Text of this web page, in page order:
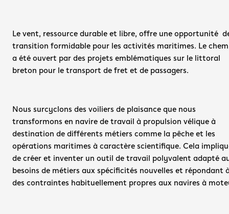
Le vent, ressource durable et libre, offre une opportunité
transition formidable pour les activités maritimes. Le
a été ouvert par des projets emblématiques sur le littoral
breton pour le transport de fret et de passagers.
Nous surcyclons des voiliers de plaisance que nous
transformons en navire de travail à propulsion vélique à
destination de différents métiers comme la pêche et les
opérations maritimes à caractère scientifique. Cela
de créer et inventer un outil de travail polyvalent adapté
besoins de métiers aux spécificités nouvelles et répondant
des contraintes habituellement propres aux navires à